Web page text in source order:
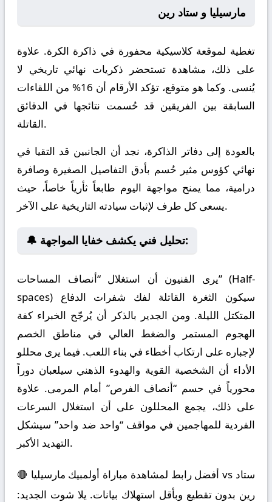
مارسيليا و ستاد رين
تغطية لموقعة كلاسيكية محفورة في ذاكرة الكرة. علاوة
على ذلك، مشاهدة تستحضر ذكريات نهائي تاريخي لا
يُنسى. وكما هو متوقع، تؤكد الأرقام أن 16% من اللقاءات
السابقة بين الفريقين قد حُسمت نتائجها في الدقائق
القاتلة.
بالعودة إلى دفاتر الذاكرة، نجد أن الجانبين قد التقيا في
نهائي كؤوس مثير حُسم بأدق التفاصيل الصغيرة وصافرة
درامية، مما يمنح مواجهة اليوم طابعاً ثأرياً خاصاً، حيث
يسعى كل طرف لإثبات سيادته التاريخية على الآخر.
🔔 تحليل فني يكشف خفايا المواجهة:
يرى الفنيون أن استغلال “أنصاف المساحات” (Half-
spaces) سيكون الثغرة القاتلة لفك شفرات الدفاع
المتكتل الليلة. ومن الجدير بالذكر أن يُرجّح الخبراء كفة
الهجوم المستمر والضغط العالي في مناطق الخصم
لإجباره على ارتكاب أخطاء في بناء اللعب. فيما يرى محللو
الأداء أن الشخصية القوية والهدوء الذهني سيلعبان دوراً
محورياً في حسم “أنصاف الفرص” أمام المرمى. علاوة
على ذلك، يجمع المحللون على أن استغلال السرعات
الفردية للمهاجمين في مواقف “واحد ضد واحد” سيشكل
التهديد الأكبر.
🔴 أفضل رابط لمشاهدة مباراة أولمبيك مارسيليا vs ستاد
رين بدون تقطيع وبأقل استهلاك بيانات. يلا شوت الجديد: